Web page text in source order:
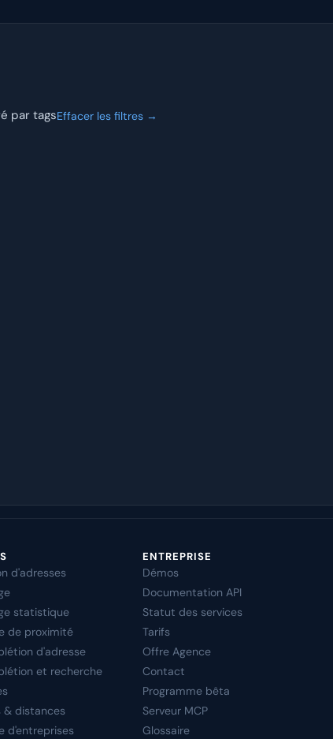
par tagsEffacer les filtres →
d'adresses
statistique
de proximité
d'adresse
et recherche
& distances
d'entreprises
ENTREPRISE
Démos
Documentation API
Statut des services
Tarifs
Offre Agence
Contact
Programme bêta
Serveur MCP
Glossaire